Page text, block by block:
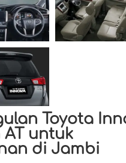
Toyota
AT untuk
di Jambi